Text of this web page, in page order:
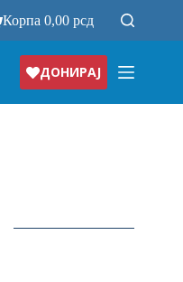
Корпа0,00рсд
ДОНИРАЈ